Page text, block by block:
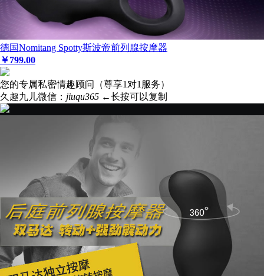
德国Nomitang Spotty斯波帝前列腺按摩器
￥799.00
您的专属私密情趣顾问（尊享1对1服务）
久趣九儿微信： jiuqu365 ←长按可以复制